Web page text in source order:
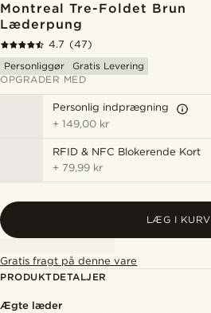
Montreal Tre-Foldet Brun
Læderpung
4.7 (47)
Personliggør
Gratis Levering
OPGRADER MED
Personlig indprægning
+149,00 kr
RFID & NFC Blokerende Kort
+ 79,99 kr
LÆG I KURV
Gratis fragt på denne vare
PRODUKTDETALJER
Ægte læder